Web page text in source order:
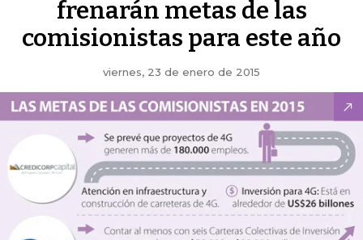
frenarán metas de las
comisionistas para este año
viernes, 23 de enero de 2015